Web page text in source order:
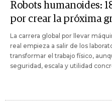
Robots humanoides:
por crear la próxima
La carrera global por llevar
real empieza a salir de los
transformar el trabajo físico,
seguridad, escala y utilidad